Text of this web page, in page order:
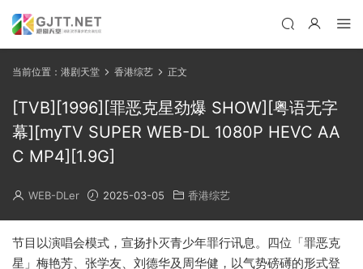
当前位置： 港剧天堂 香港综艺 正文
[TVB][1996][罪恶克星劲爆 SHOW][粤语无字
幕][myTV SUPER WEB-DL 1080P HEVC AA
C MP4][1.9G]
WEB-DLer 2025-03-05 香港综艺
节目以演唱会模式，宣扬扑灭青少年罪行讯息。四位「罪恶克
星」梅艳芳、张学友、刘德华及周华健，以气势磅礡的形式登